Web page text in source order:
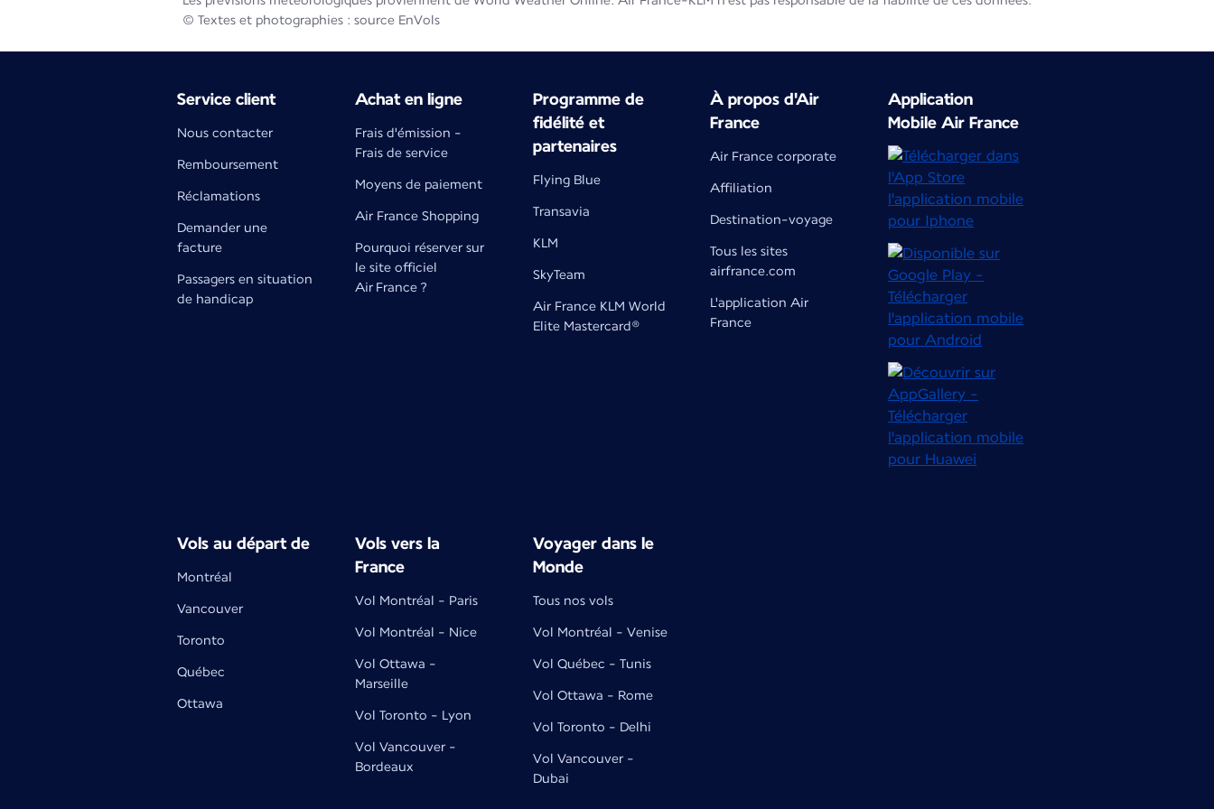
© Textes et photographies : source EnVols
Service client
Nous contacter
Remboursement
Réclamations
Demander une
facture
Passagers en situation
de handicap
Achat en ligne
Frais d'émission -
Frais de service
Moyens de paiement
Air France Shopping
Pourquoi réserver sur
le site officiel
Air France ?
Programme de
fidélité et
partenaires
Flying Blue
Transavia
KLM
SkyTeam
Air France KLM World
Elite Mastercard®
À propos d'Air
France
Air France corporate
Affiliation
Destination-voyage
Tous les sites
airfrance.com
L'application Air
France
Application
Mobile Air France
Vols au départ de
Montréal
Vancouver
Toronto
Québec
Ottawa
Vols vers la
France
Vol Montréal - Paris
Vol Montréal - Nice
Vol Ottawa -
Marseille
Vol Toronto - Lyon
Vol Vancouver -
Bordeaux
Voyager dans le
Monde
Tous nos vols
Vol Montréal - Venise
Vol Québec - Tunis
Vol Ottawa - Rome
Vol Toronto - Delhi
Vol Vancouver -
Dubai